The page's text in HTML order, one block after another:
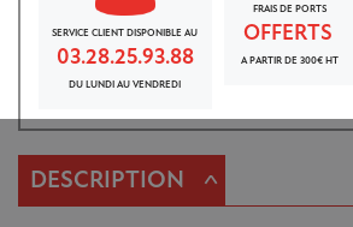
SERVICE CLIENT DISPONIBLE AU
03.28.25.93.88
DU LUNDI AU VENDREDI
FRAIS DE PORTS
OFFERTS
A PARTIR DE 300€ HT
DESCRIPTION ^